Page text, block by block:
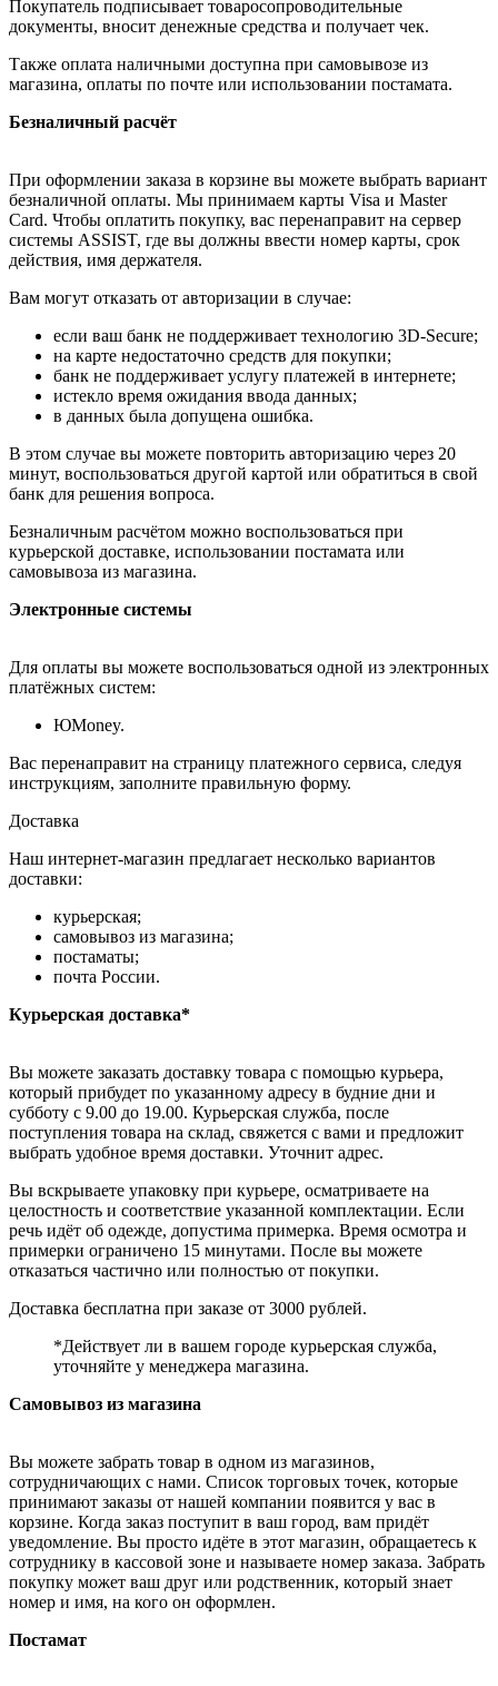
Покупатель подписывает товаросопроводительные
документы, вносит денежные средства и получает чек.
Также оплата наличными доступна при самовывозе из
магазина, оплаты по почте или использовании постамата.
Безналичный расчёт
При оформлении заказа в корзине вы можете выбрать вариант
безналичной оплаты. Мы принимаем карты Visa и Master
Card. Чтобы оплатить покупку, вас перенаправит на сервер
системы ASSIST, где вы должны ввести номер карты, срок
действия, имя держателя.
Вам могут отказать от авторизации в случае:
если ваш банк не поддерживает технологию 3D-Secure;
на карте недостаточно средств для покупки;
банк не поддерживает услугу платежей в интернете;
истекло время ожидания ввода данных;
в данных была допущена ошибка.
В этом случае вы можете повторить авторизацию через 20
минут, воспользоваться другой картой или обратиться в свой
банк для решения вопроса.
Безналичным расчётом можно воспользоваться при
курьерской доставке, использовании постамата или
самовывоза из магазина.
Электронные системы
Для оплаты вы можете воспользоваться одной из электронных
платёжных систем:
ЮMoney.
Вас перенаправит на страницу платежного сервиса, следуя
инструкциям, заполните правильную форму.
Доставка
Наш интернет-магазин предлагает несколько вариантов
доставки:
курьерская;
самовывоз из магазина;
постаматы;
почта России.
Курьерская доставка*
Вы можете заказать доставку товара с помощью курьера,
который прибудет по указанному адресу в будние дни и
субботу с 9.00 до 19.00. Курьерская служба, после
поступления товара на склад, свяжется с вами и предложит
выбрать удобное время доставки. Уточнит адрес.
Вы вскрываете упаковку при курьере, осматриваете на
целостность и соответствие указанной комплектации. Если
речь идёт об одежде, допустима примерка. Время осмотра и
примерки ограничено 15 минутами. После вы можете
отказаться частично или полностью от покупки.
Доставка бесплатна при заказе от 3000 рублей.
*Действует ли в вашем городе курьерская служба,
уточняйте у менеджера магазина.
Самовывоз из магазина
Вы можете забрать товар в одном из магазинов,
сотрудничающих с нами. Список торговых точек, которые
принимают заказы от нашей компании появится у вас в
корзине. Когда заказ поступит в ваш город, вам придёт
уведомление. Вы просто идёте в этот магазин, обращаетесь к
сотруднику в кассовой зоне и называете номер заказа. Забрать
покупку может ваш друг или родственник, который знает
номер и имя, на кого он оформлен.
Постамат